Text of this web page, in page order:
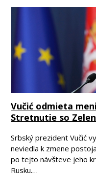
Vučić odmieta
Stretnutie so
Srbský prezident Vučić
neviedla k zmene
po tejto návšteve jeho
Rusku.…